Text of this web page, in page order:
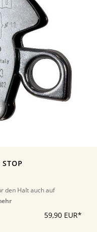
den Halt auch auf
59,90 EUR*